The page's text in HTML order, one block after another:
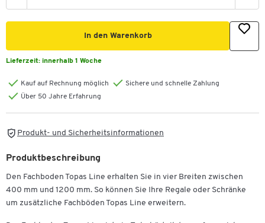
In den Warenkorb
Lieferzeit: innerhalb 1 Woche
Kauf auf Rechnung möglich
Sichere und schnelle Zahlung
Über 50 Jahre Erfahrung
Produkt- und Sicherheitsinformationen
Produktbeschreibung
Den Fachboden Topas Line erhalten Sie in vier Breiten zwischen
400 mm und 1200 mm. So können Sie Ihre Regale oder Schränke
um zusätzliche Fachböden Topas Line erweitern.